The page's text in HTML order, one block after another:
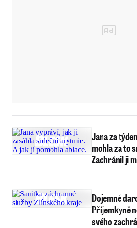
Jana za
mohla za to
Zachránil ji
Dojemné
Příjemkyně
svého